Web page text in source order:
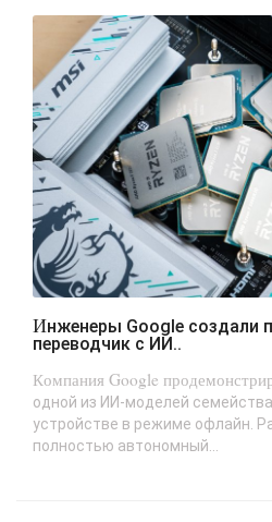
Инженеры Google создали портативный офлайн-
переводчик с ИИ..
Компания Google
одной из ИИ-моделей
устройстве в режиме офлайн.
полностью автономный...